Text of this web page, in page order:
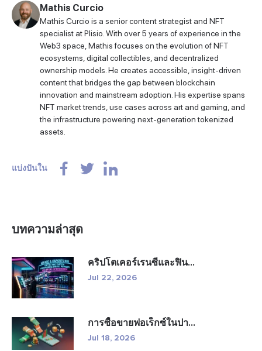
Mathis Curcio
Mathis Curcio is a senior content strategist and NFT
specialist at Plisio. With over 5 years of experience in the
Web3 space, Mathis focuses on the evolution of NFT
ecosystems, digital collectibles, and decentralized
ownership models. He creates accessible, insight-driven
content that bridges the gap between blockchain
innovation and mainstream adoption. His expertise spans
NFT market trends, use cases across art and gaming, and
the infrastructure powering next-generation tokenized
assets.
แบ่งปันใน
บทความล่าสุด
คริปโตเคอร์เรนซีและฟิน...
Jul 22, 2026
การซื้อขายฟอเร็กซ์ในปา...
Jul 18, 2026